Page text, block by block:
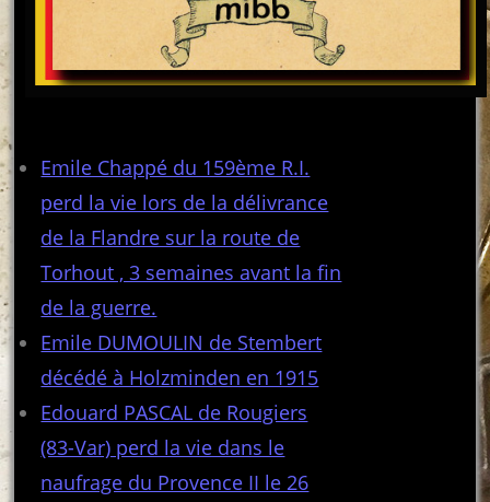
Emile Chappé du 159ème R.I.
perd la vie lors de la délivrance
de la Flandre sur la route de
Torhout , 3 semaines avant la fin
de la guerre.
Emile DUMOULIN de Stembert
décédé à Holzminden en 1915
Edouard PASCAL de Rougiers
(83-Var) perd la vie dans le
naufrage du Provence II le 26